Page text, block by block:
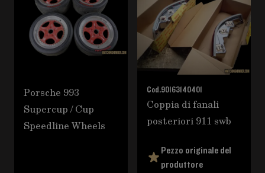
Porsche 993
Supercup / Cup
Speedline Wheels
Cod.90163140401
Coppia di fanali
posteriori 911 swb
Pezzo originale del
produttore